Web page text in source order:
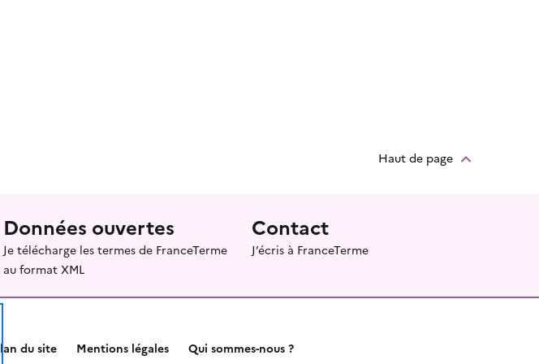
Haut de page
Données ouvertes
Je télécharge les termes de FranceTerme
au format XML
Contact
J’écris à FranceTerme
Plan du site Mentions légales Qui sommes-nous ?